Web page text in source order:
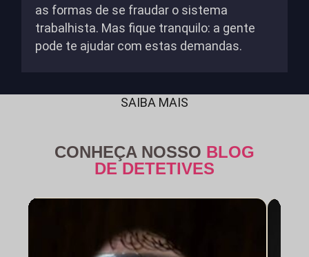
as formas de se fraudar o sistema
trabalhista. Mas fique tranquilo: a gente
pode te ajudar com estas demandas.
SAIBA MAIS
CONHEÇA NOSSO BLOG
DE DETETIVES